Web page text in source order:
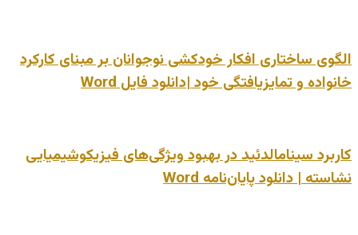
الگوی ساختاری افکار خودکشی نوجوانان بر مبنای کارکرد
خانواده و تمایزیافتگی خود |دانلود فایل Word
کاربرد سینامالدئید در بهبود ویژگی‌های فیزیکوشیمیایی
نشاسته | دانلود پایان‌نامه Word